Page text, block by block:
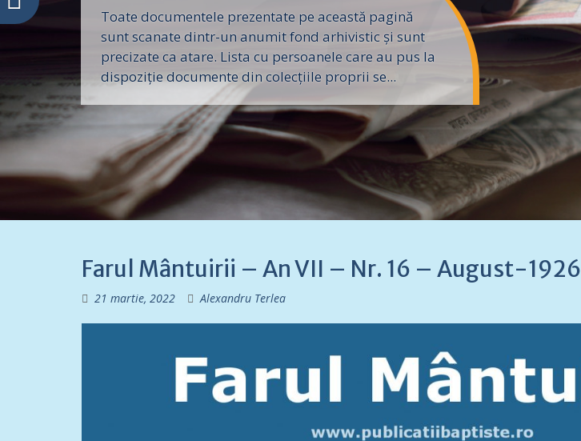
Toate documentele prezentate pe această pagină
sunt scanate dintr-un anumit fond arhivistic și sunt
precizate ca atare. Lista cu persoanele care au pus la
dispoziție documente din colecțiile proprii se...
Farul Mântuirii – An VII – Nr. 16 – August-1926
21 martie, 2022 Alexandru Terlea